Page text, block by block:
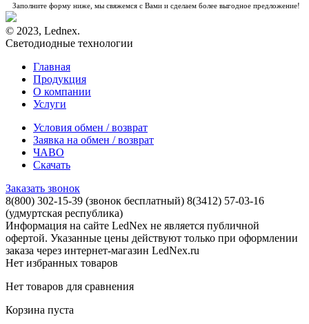
Заполните форму ниже, мы свяжемся с Вами и сделаем более выгодное предложение!
© 2023, Lednex.
Светодиодные технологии
Главная
Продукция
О компании
Услуги
Условия обмен / возврат
Заявка на обмен / возврат
ЧАВО
Скачать
Заказать звонок
8(800) 302-15-39 (звонок бесплатный) 8(3412) 57-03-16
(удмуртская республика)
Информация на сайте LedNex не является публичной
офертой. Указанные цены действуют только при оформлении
заказа через интернет-магазин LedNex.ru
Нет избранных товаров
Нет товаров для сравнения
Корзина пуста